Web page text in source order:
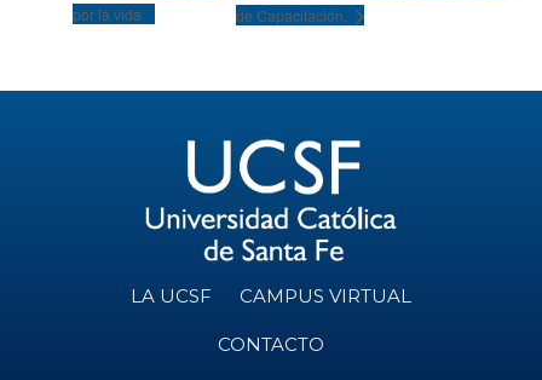
por la vida
de Capacitación.
LA UCSF CAMPUS VIRTUAL
CONTACTO